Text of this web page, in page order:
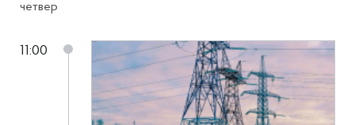
четвер
11:00